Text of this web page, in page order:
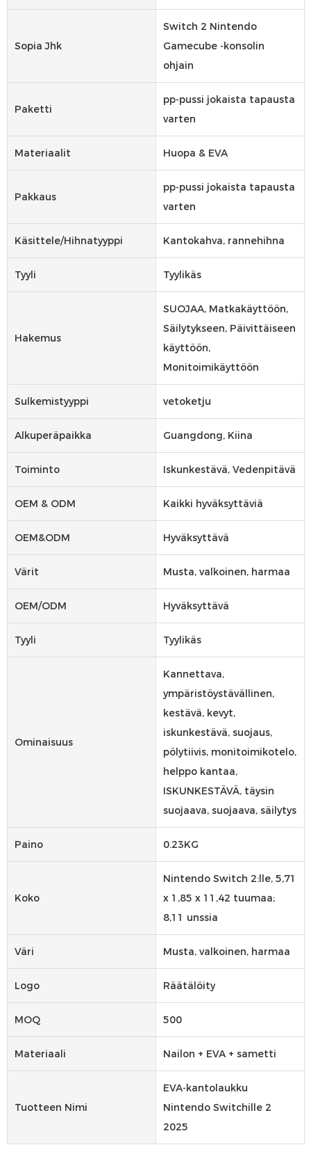
Sopia Jhk
Switch 2 Nintendo
Gamecube -konsolin
ohjain
Paketti
pp-pussi jokaista tapausta
varten
Materiaalit Huopa & EVA
Pakkaus
pp-pussi jokaista tapausta
varten
Käsittele/hihnatyyppi Kantokahva, rannehihna
Tyyli Tyylikäs
Hakemus
SUOJAA, Matkakäyttöön,
Säilytykseen, Päivittäiseen
käyttöön,
Monitoimikäyttöön
Sulkemistyyppi vetoketju
Alkuperäpaikka Guangdong, Kiina
Toiminto Iskunkestävä, Vedenpitävä
OEM & ODM Kaikki hyväksyttäviä
OEM&ODM Hyväksyttävä
Värit Musta, valkoinen, harmaa
OEM/ODM Hyväksyttävä
Tyyli Tyylikäs
Ominaisuus
Kannettava,
ympäristöystävällinen,
kestävä, kevyt,
iskunkestävä, suojaus,
pölytiivis, monitoimikotelo,
helppo kantaa,
ISKUNKESTÄVÄ, täysin
suojaava, suojaava, säilytys
Paino 0.23KG
Koko
Nintendo Switch 2:lle, 5,71
x 1,85 x 11,42 tuumaa;
8,11 unssia
Väri Musta, valkoinen, harmaa
Logo Räätälöity
MOQ 500
Materiaali Nailon + EVA + sametti
Tuotteen Nimi
EVA-kantolaukku
Nintendo Switchille 2
2025